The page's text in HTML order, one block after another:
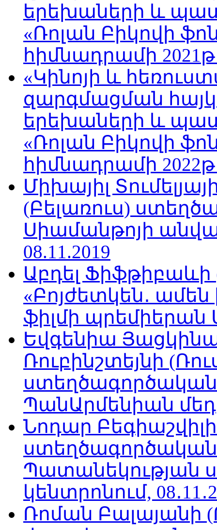
երեխաների և
«Ռոլան Բիկովի
հիմնադրամի
«Կինոյի և
զարգմացման
երեխաների և
«Ռոլան Բիկովի
հիմնադրամի
Միխայիլ
(Բելառուս)
Սիամանթոյի
08.11.2019
Աբդել
«Բոյժետկեն․
ֆիլմի պրեմիերան
Եվգենիա
Ռուբինշտեյնի
ՊանԱրմենիան
Նոդար
Պատանեկության
կենտրոնում,
Ռոման Բալայանի